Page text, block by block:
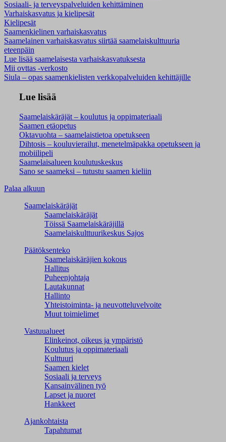
Sosiaali- ja terveyspalveluiden kehittäminen
Varhaiskasvatus ja kielipesät
Kielipesät
Saamenkielinen varhaiskasvatus
Saamelainen varhaiskasvatus siirtää saamelaiskulttuuria
eteenpäin
Lue lisää saamelaisesta varhaiskasvatuksesta
Mii ovttas -verkosto
Siula – opas saamenkielisten verkkopalveluiden kehittäjille
Lue lisää
Saamelaiskäräjät – koulutus ja oppimateriaali
Saamen etäopetus
Oktavuohta – saamelaistietoa opetukseen
Dihtosis – kouluvierailut, menetelmäpakka opetukseen ja
mobiilipeli
Saamelaisalueen koulutuskeskus
Sano se saameksi – tutustu saamen kieliin
Palaa alkuun
Saamelaiskäräjät
Saamelaiskäräjät
Töissä Saamelaiskäräjillä
Saamelaiskulttuuri­keskus Sajos
Päätöksenteko
Saamelaiskäräjien kokous
Hallitus
Puheenjohtaja
Lautakunnat
Hallinto
Yhteistoiminta- ja neuvotteluvelvoite
Muut toimielimet
Vastuualueet
Elinkeinot, oikeus ja ympäristö
Koulutus ja oppimateriaali
Kulttuuri
Saamen kielet
Sosiaali ja terveys
Kansainvälinen työ
Lapset ja nuoret
Hankkeet
Ajankohtaista
Tapahtumat